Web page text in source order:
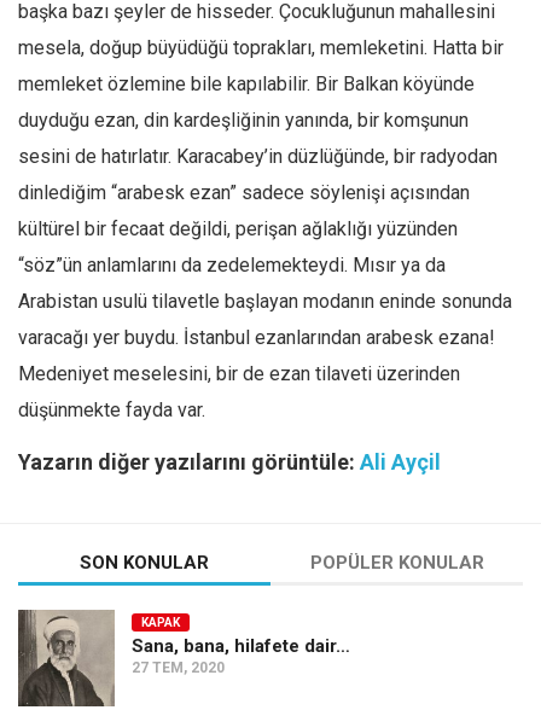
başka bazı şeyler de hisseder. Çocukluğunun mahallesini
mesela, doğup büyüdüğü toprakları, memleketini. Hatta bir
memleket özlemine bile kapılabilir. Bir Balkan köyünde
duyduğu ezan, din kardeşliğinin yanında, bir komşunun
sesini de hatırlatır. Karacabey’in düzlüğünde, bir radyodan
dinlediğim “arabesk ezan” sadece söylenişi açısından
kültürel bir fecaat değildi, perişan ağlaklığı yüzünden
“söz”ün anlamlarını da zedelemekteydi. Mısır ya da
Arabistan usulü tilavetle başlayan modanın eninde sonunda
varacağı yer buydu. İstanbul ezanlarından arabesk ezana!
Medeniyet meselesini, bir de ezan tilaveti üzerinden
düşünmekte fayda var.
Yazarın diğer yazılarını görüntüle: Ali Ayçil
SON KONULAR POPÜLER KONULAR
KAPAK
Sana, bana, hilafete dair…
27 TEM, 2020